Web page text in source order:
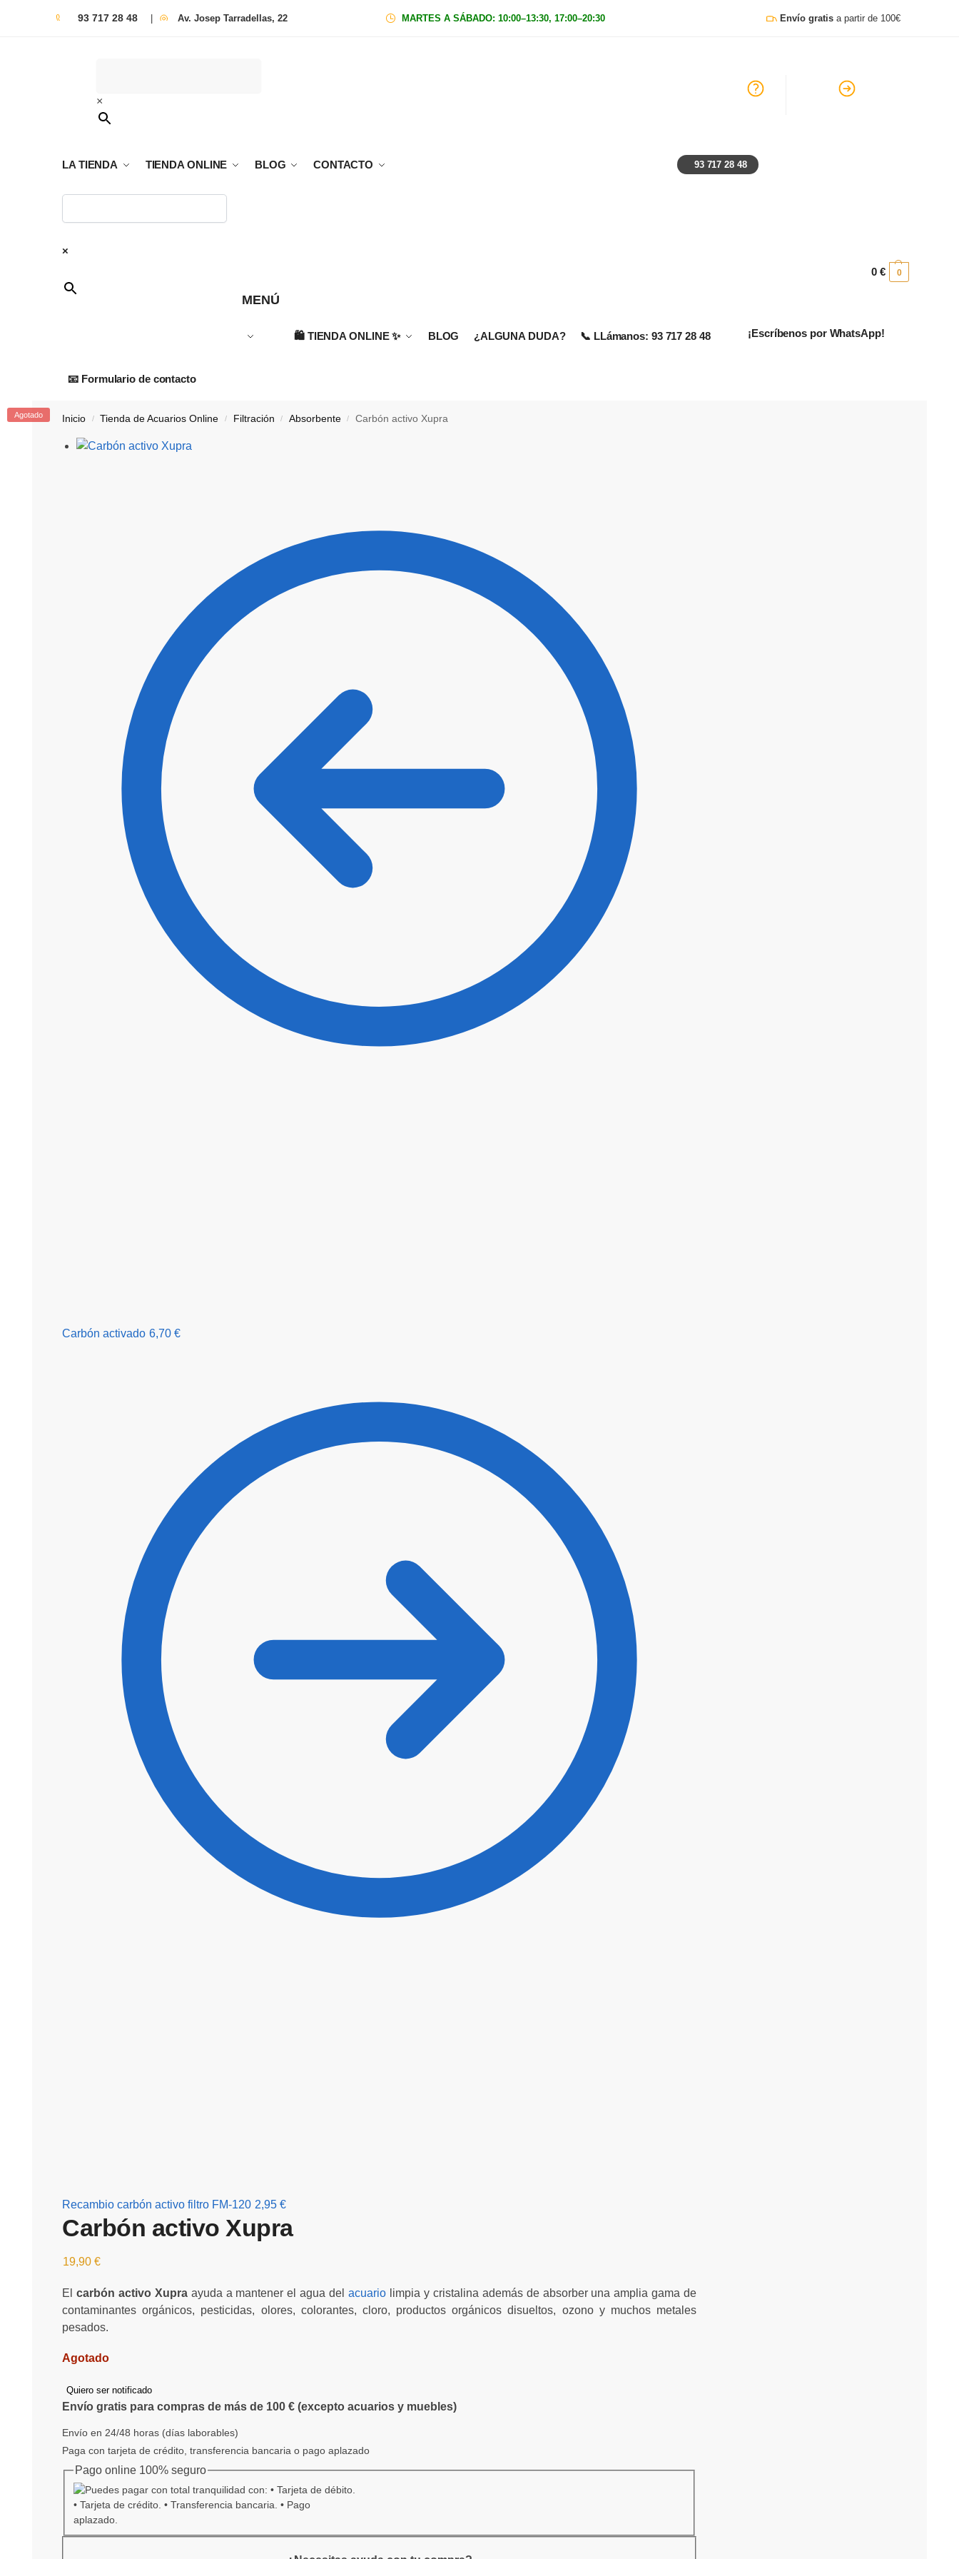
93 717 28 48 Av. Josep Tarradellas, 22 MARTES A SÁBADO: 10:00–13:30, 17:00–20:30 Envío gratis a partir de 100€
×
LA TIENDA TIENDA ONLINE BLOG CONTACTO 93 717 28 48
0€ 0
×
MENÚ
🛍️ TIENDA ONLINE✨ BLOG ¿ALGUNA DUDA? 📞 LLámanos: 93 717 28 48 ¡Escríbenos por WhatsApp!
📧 Formulario de contacto
Inicio / Tienda de Acuarios Online / Filtración / Absorbente / Carbón activo Xupra
Agotado
Carbón activado 6,70 €
Recambio carbón activo filtro FM-120 2,95 €
Carbón activo Xupra
19,90 €
El carbón activo Xupraayuda a mantener el agua delacuario limpia y cristalina además de absorber una amplia gama de
contaminantes orgánicos, pesticidas, olores, colorantes, cloro, productos orgánicos disueltos, ozono y muchos metales
pesados.
Agotado
Quiero ser notificado
Envío gratis para compras de más de 100 € (excepto acuarios y muebles)
Envío en 24/48 horas (días laborables)
Paga con tarjeta de crédito, transferencia bancaria o pago aplazado
Pago online 100% seguro